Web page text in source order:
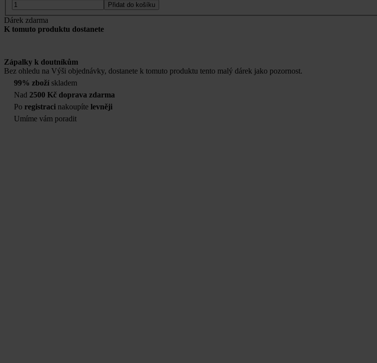
Přidat do košíku
Dárek zdarma
K tomuto produktu dostanete
Zápalky k doutníkům
Bez ohledu na Výši objednávky, dostanete k tomuto produktu tento malý dárek jako pozornost.
99% zboží skladem
Nad 2500 Kč doprava zdarma
Po registraci nakoupíte levněji
Umíme vám poradit